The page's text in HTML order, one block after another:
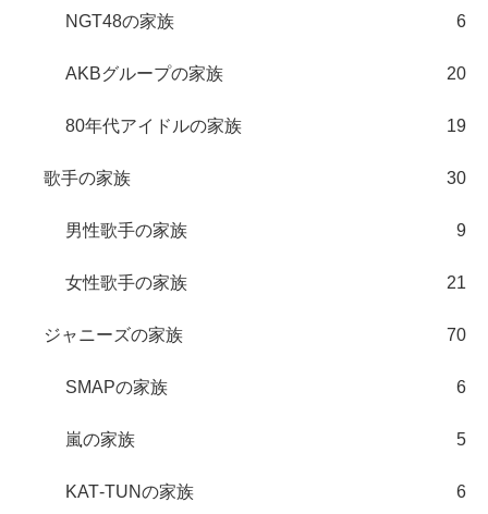
NGT48の家族 6
AKBグループの家族 20
80年代アイドルの家族 19
歌手の家族 30
男性歌手の家族 9
女性歌手の家族 21
ジャニーズの家族 70
SMAPの家族 6
嵐の家族 5
KAT‐TUNの家族 6